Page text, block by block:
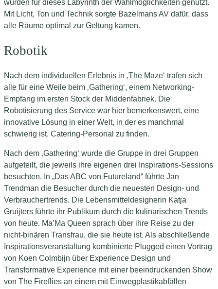
wurden für dieses Labyrinth der Wahlmöglichkeiten genutzt.
Mit Licht, Ton und Technik sorgte Bazelmans AV dafür, dass
alle Räume optimal zur Geltung kamen.
Robotik
Nach dem individuellen Erlebnis in ‚The Maze‘ trafen sich
alle für eine Weile beim ‚Gathering‘, einem Networking-
Empfang im ersten Stock der Middenfabriek. Die
Robotisierung des Service war hier bemerkenswert, eine
innovative Lösung in einer Welt, in der es manchmal
schwierig ist, Catering-Personal zu finden.
Nach dem ‚Gathering‘ wurde die Gruppe in drei Gruppen
aufgeteilt, die jeweils ihre eigenen drei Inspirations-Sessions
besuchten. In „Das ABC von Futureland“ führte Jan
Trendman die Besucher durch die neuesten Design- und
Verbrauchertrends. Die Lebensmitteldesignerin Katja
Gruijters führte ihr Publikum durch die kulinarischen Trends
von heute. Ma’Ma Queen sprach über ihre Reise zu der
nicht-binären Transfrau, die sie heute ist. Als abschließende
Inspirationsveranstaltung kombinierte Plugged einen Vortrag
von Koen Colmbijn über Experience Design und
Transformative Experience mit einer beeindruckenden Show
von The Fireflies an einem mit Einwegplastikabfällen